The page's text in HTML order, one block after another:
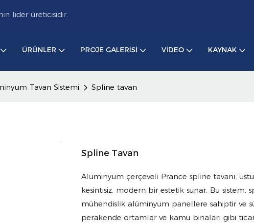
lider üreticisidir.
ÜRÜNLER PROJE GALERISI VIDEO KAYNAK
Tavan Sistemi Spline tavan
Spline Tavan
Alüminyum çerçeveli Prance spline tavanı,
kesintisiz, modern bir estetik sunar. Bu sistem,
mühendislik alüminyum panellere sahiptir ve
perakende ortamlar ve kamu binaları gibi